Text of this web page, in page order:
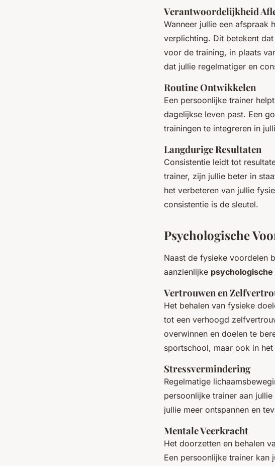
Verantwoordelijkheid
Wanneer jullie een afspraak
verplichting. Dit betekent
voor de training, in plaats
dat jullie regelmatiger en
Routine Ontwikkelen
Een persoonlijke trainer
dagelijkse leven past. Een
trainingen te integreren in
Langdurige Resultaten
Consistentie leidt tot
trainer, zijn jullie beter in
het verbeteren van jullie
consistentie is de sleutel.
Psychologische
Naast de fysieke voordelen
aanzienlijke
Vertrouwen en
Het behalen van fysieke
tot een verhoogd
overwinnen en doelen te
sportschool, maar ook in
Stressvermindering
Regelmatige
persoonlijke trainer aan
jullie meer ontspannen en
Mentale Veerkracht
Het doorzetten en behalen
Een persoonlijke trainer kan